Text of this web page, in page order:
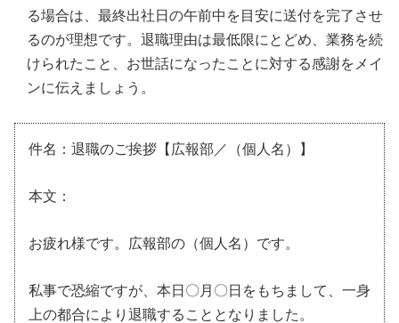
る場合は、最終出社日の午前中を目安に送付を完了させ
るのが理想です。退職理由は最低限にとどめ、業務を続
けられたこと、お世話になったことに対する感謝をメイ
ンに伝えましょう。
件名：退職のご挨拶【広報部／（個人名）】
本文：
お疲れ様です。広報部の（個人名）です。
私事で恐縮ですが、本日〇月〇日をもちまして、一身
上の都合により退職することとなりました。